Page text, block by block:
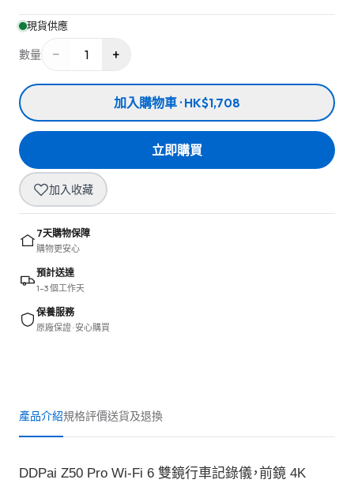
現貨供應
數量 − 1 +
加入購物車 · HK$1,708
立即購買
加入收藏
7天購物保障
購物更安心
預計送達
1–3 個工作天
保養服務
原廠保證 · 安心購買
產品介紹規格評價送貨及退換
DDPai Z50 Pro Wi-Fi 6 雙鏡行車記錄儀，前鏡 4K